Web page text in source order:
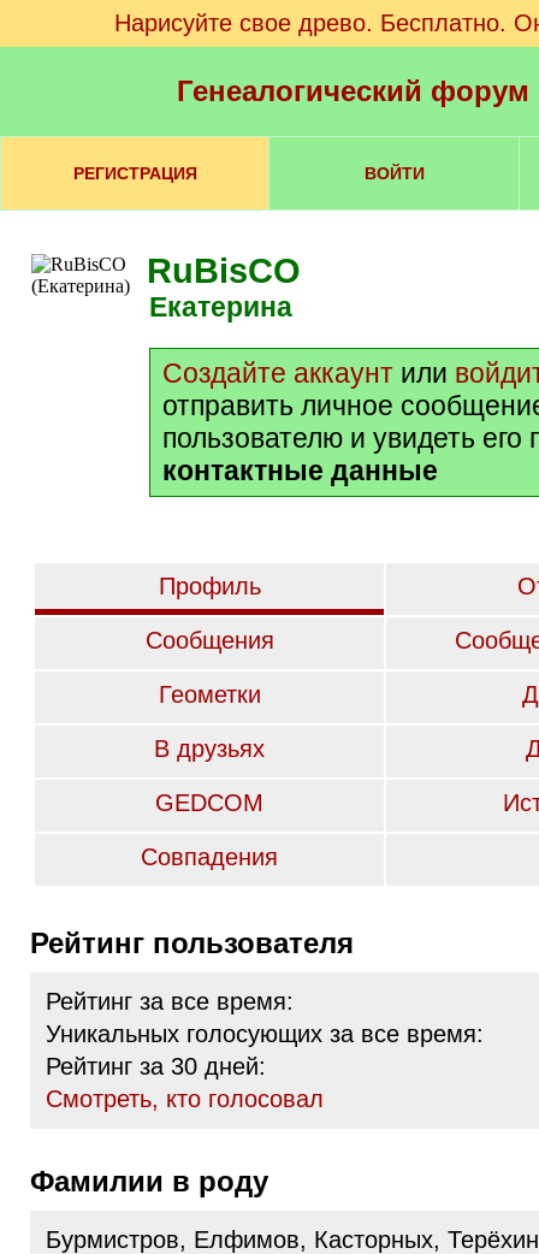
Нарисуйте свое древо. Бесплатно.
Генеалогический
РЕГИСТРАЦИЯ ВОЙТИ
RuBisCO
Екатерина
Создайте аккаунт или
отправить личное
пользователю и увидеть его
контактные данные
Профиль
Сообщения
Геометки
В друзьях
GEDCOM
Совпадения
Рейтинг пользователя
Рейтинг за все время:
Уникальных голосующих за все время:
Рейтинг за 30 дней:
Cмотреть, кто голосовал
Фамилии в роду
Бурмистров, Елфимов, Касторных,